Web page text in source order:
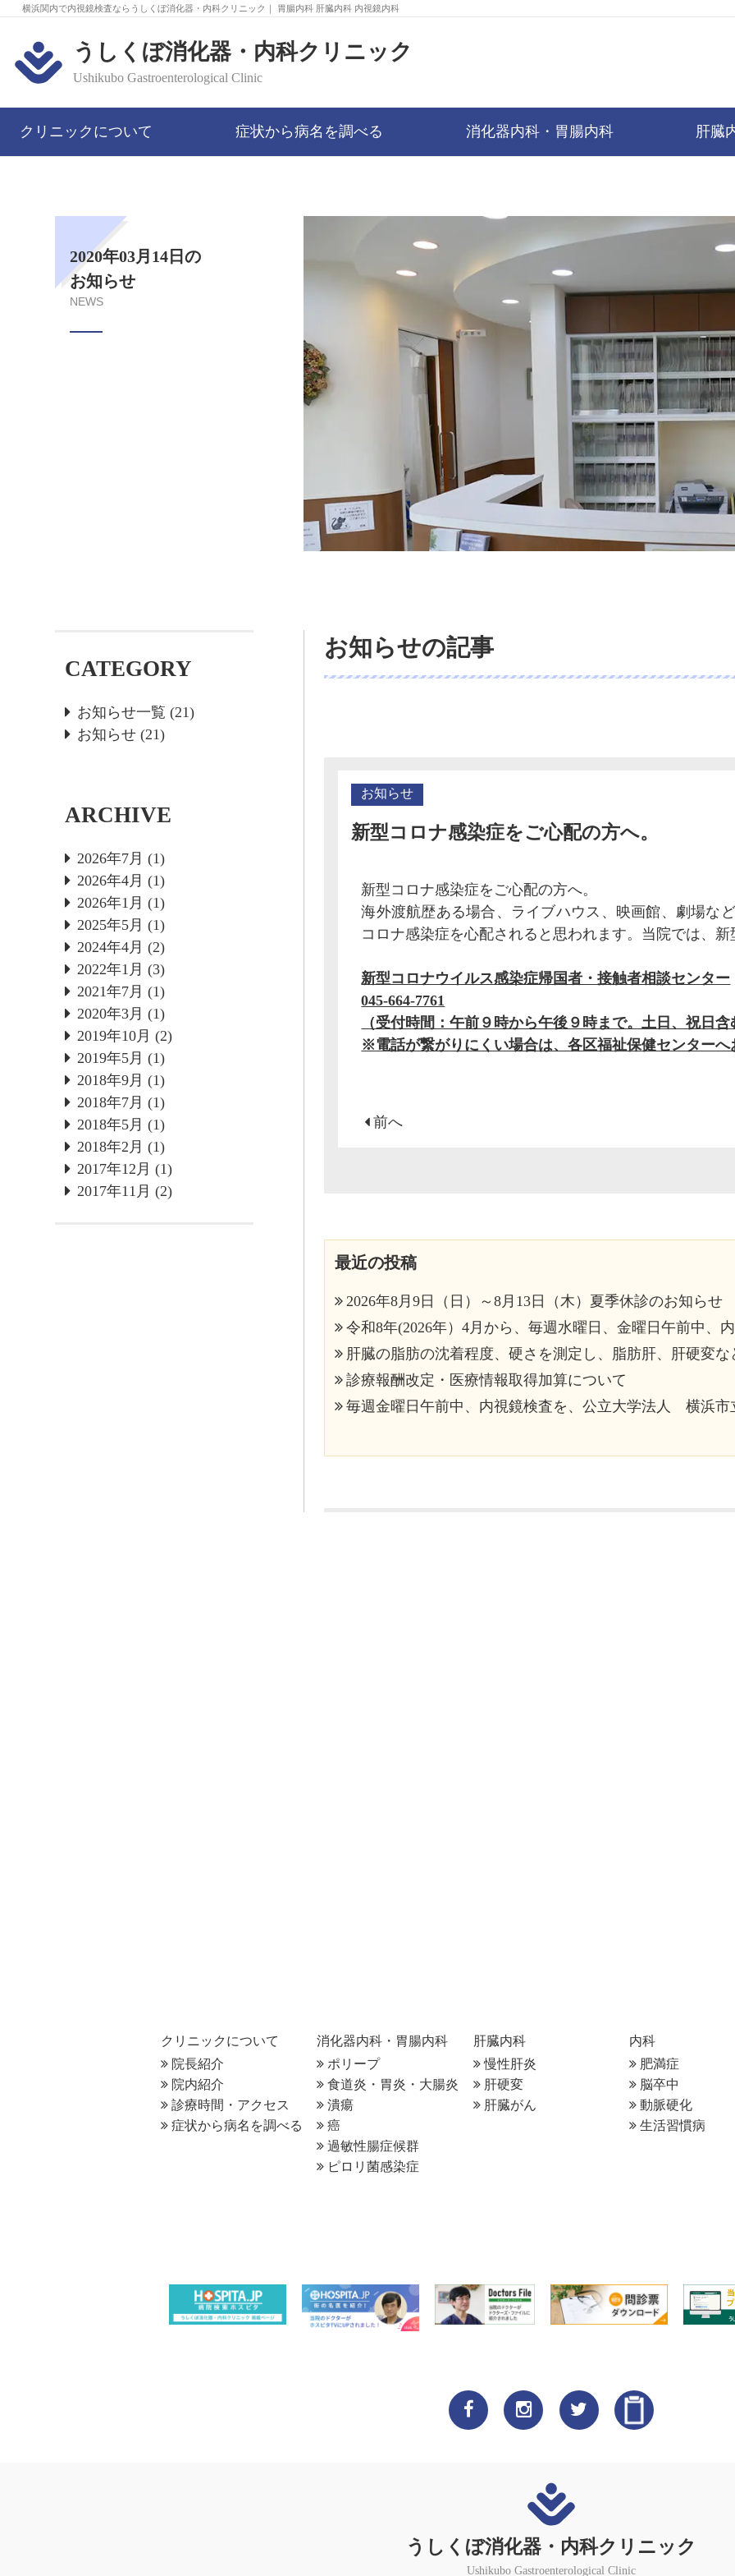
横浜関内で内視鏡検査ならうしくぼ消化器・内科クリニック｜ 胃腸内科 肝臓内科 内視鏡内科
うしくぼ消化器・内科クリニック
Ushikubo Gastroenterological Clinic
クリニックについて 症状から病名を調べる 消化器内科・胃腸内科 肝臓
2020年03月14日の
お知らせ
NEWS
CATEGORY
お知らせ一覧 (21)
お知らせ (21)
ARCHIVE
2026年7月 (1)
2026年4月 (1)
2026年1月 (1)
2025年5月 (1)
2024年4月 (2)
2022年1月 (3)
2021年7月 (1)
2020年3月 (1)
2019年10月 (2)
2019年5月 (1)
2018年9月 (1)
2018年7月 (1)
2018年5月 (1)
2018年2月 (1)
2017年12月 (1)
2017年11月 (2)
お知らせの記事
新型コロナ感染症をご心配の方へ。
お知らせ
新型コロナ感染症をご心配の方へ。
海外渡航歴ある場合、ライブハウス、映画館、劇場な
コロナ感染症を心配されると思われます。当院では、
新型コロナウイルス感染症帰国者・接触者相談センター
045-664-7761
（受付時間：午前９時から午後９時まで。土日、祝日含
※電話が繋がりにくい場合は、各区福祉保健センターへ
前へ
最近の投稿
2026年8月9日（日）～8月13日（木）夏季休診のお知らせ
令和8年(2026年）4月から、毎週水曜日、金曜日午前中、内視鏡検査を、公立大学法人 横浜市立大学附属市民総合医療センター 消化器病センター 消化器
肝臓の脂肪の沈着程度、硬さを測定し、脂肪肝、肝硬変など肝臓病の進行
診療報酬改定・医療情報取得加算について
毎週金曜日午前中、内視鏡検査を、公立大学法人 横浜市立大学附属市民総合医療センター 消化器病センター 消化器内科 遠藤 和
クリニックについて
院長紹介
院内紹介
診療時間・アクセス
症状から病名を調べる
消化器内科・胃腸内科
ポリープ
食道炎・胃炎・大腸炎
潰瘍
癌
過敏性腸症候群
ピロリ菌感染症
肝臓内科
慢性肝炎
肝硬変
肝臓がん
内科
肥満症
脳卒中
動脈硬化
生活習慣病
うしくぼ消化器・内科クリニック
Ushikubo Gastroenterological Clinic